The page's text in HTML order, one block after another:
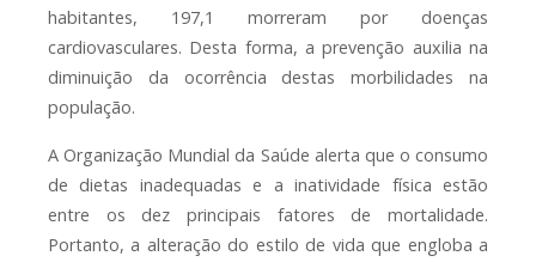
habitantes, 197,1 morreram por doenças
cardiovasculares. Desta forma, a prevenção auxilia na
diminuição da ocorrência destas morbilidades na
população.
A Organização Mundial da Saúde alerta que o consumo
de dietas inadequadas e a inatividade física estão
entre os dez principais fatores de mortalidade.
Portanto, a alteração do estilo de vida que engloba a